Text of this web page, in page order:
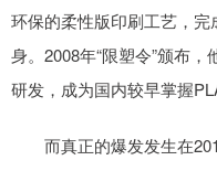
环保的柔性版印刷工艺，
身。2008年“限塑令”颁布
研发，成为国内较早掌握
而真正的爆发发生在